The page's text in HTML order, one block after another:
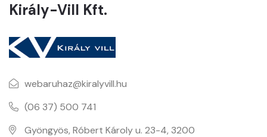
Király-Vill Kft.
webaruhaz@kiralyvill.hu
(06 37) 500 741
Gyöngyös, Róbert Károly u. 23-4, 3200